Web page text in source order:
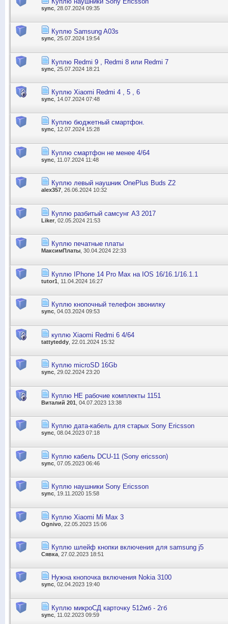
sync , 28.07.2024 09:35
Куплю Samsung A03s
sync , 25.07.2024 19:54
Куплю Redmi 9 , Redmi 8 или Redmi 7
sync , 25.07.2024 18:21
Куплю Xiaomi Redmi 4 , 5 , 6
sync , 14.07.2024 07:48
Куплю бюджетный смартфон.
sync, 12.07.2024 15:28
Куплю смартфон не менее 4/64
sync , 11.07.2024 11:48
Куплю левый наушник OnePlus Buds Z2
alex357 , 26.06.2024 10:32
Куплю разбитый самсунг А3 2017
Liker , 02.05.2024 21:53
Куплю печатные платы
МаксимПлаты , 30.04.2024 22:33
Куплю IPhone 14 Pro Max на IOS 16/16.1/16.1.1
tutor1 , 11.04.2024 16:27
Куплю кнопочный телефон звонилку
sync , 04.03.2024 09:53
куплю Xiaomi Redmi 6 4/64
tattyteddy , 22.01.2024 15:32
Куплю microSD 16Gb
sync , 29.02.2024 23:20
Куплю НЕ рабочие комплекты 1151
Виталий 201 , 04.07.2023 13:38
Куплю дата-кабель для старых Sony Ericsson
sync , 08.04.2023 07:18
Куплю кабель DCU-11 (Sony ericsson)
sync , 07.05.2023 06:46
Куплю наушники Sony Ericsson
sync , 19.11.2020 15:58
Куплю Xiaomi Mi Max 3
Ognivo , 22.05.2023 15:06
Куплю шлейф кнопки включения для samsung j5
Сявка , 27.02.2023 18:51
Нужна кнопочка включения Nokia 3100
sync, 02.04.2023 19:40
Куплю микроСД карточку 512мб - 2гб
sync , 11.02.2023 09:59